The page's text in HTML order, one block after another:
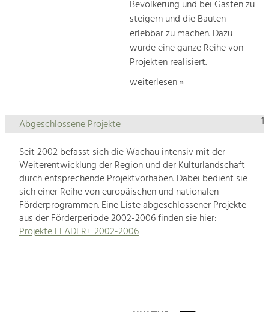
Bevölkerung und bei Gästen zu
steigern und die Bauten
erlebbar zu machen. Dazu
wurde eine ganze Reihe von
Projekten realisiert.
weiterlesen »
1
Abgeschlossene Projekte
Seit 2002 befasst sich die Wachau intensiv mit der
Weiterentwicklung der Region und der Kulturlandschaft
durch entsprechende Projektvorhaben. Dabei bedient sie
sich einer Reihe von europäischen und nationalen
Förderprogrammen. Eine Liste abgeschlossener Projekte
aus der Förderperiode 2002-2006 finden sie hier:
Projekte LEADER+ 2002-2006